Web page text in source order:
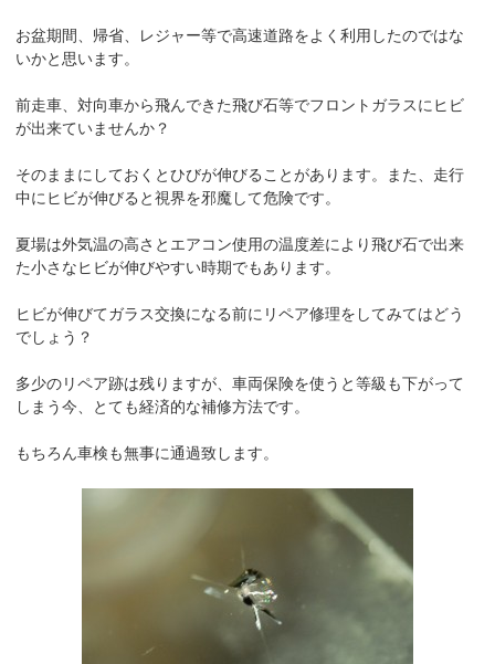
お盆期間、帰省、レジャー等で高速道路をよく利用したのではな
いかと思います。
前走車、対向車から飛んできた飛び石等でフロントガラスにヒビ
が出来ていませんか？
そのままにしておくとひびが伸びることがあります。また、走行
中にヒビが伸びると視界を邪魔して危険です。
夏場は外気温の高さとエアコン使用の温度差により飛び石で出来
た小さなヒビが伸びやすい時期でもあります。
ヒビが伸びてガラス交換になる前にリペア修理をしてみてはどう
でしょう？
多少のリペア跡は残りますが、車両保険を使うと等級も下がって
しまう今、とても経済的な補修方法です。
もちろん車検も無事に通過致します。